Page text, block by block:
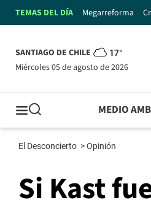
TEMAS DEL DÍA Megarreforma
SANTIAGO DE CHILE 17°
miércoles 05 de agosto de 2026
MEDIO
El Desconcierto >Opinión
Si Kast